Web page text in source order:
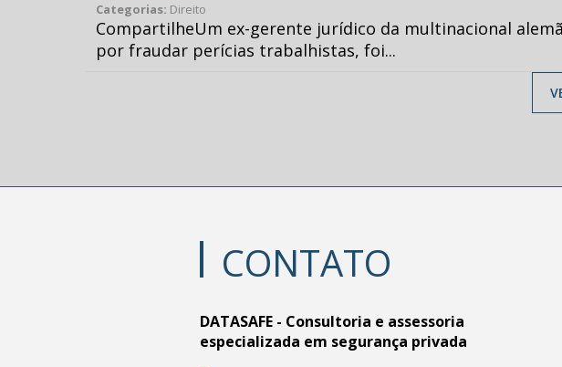
Categorias: Direito
CompartilheUm ex-gerente jurídico da multinacional
por fraudar perícias trabalhistas, foi...
CONTATO
DATASAFE - Consultoria e assessoria
especializada em segurança privada